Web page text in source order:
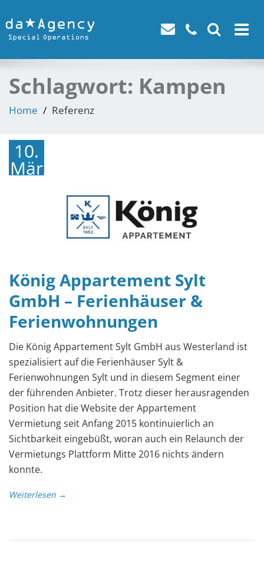
Toggle
Schlagwort: Kampen
Home Referenz
10.
März
König Appartement Sylt
GmbH – Ferienhäuser &
Ferienwohnungen
Die König Appartement Sylt GmbH aus Westerland ist
spezialisiert auf die Ferienhäuser Sylt &
Ferienwohnungen Sylt und in diesem Segment einer
der führenden Anbieter. Trotz dieser herausragenden
Position hat die Website der Appartement
Vermietung seit Anfang 2015 kontinuierlich an
Sichtbarkeit eingebüßt, woran auch ein Relaunch der
Vermietungs Plattform Mitte 2016 nichts ändern
konnte.
Weiterlesen →